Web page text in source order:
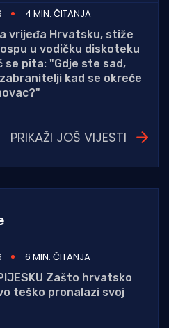
4 MIN. ČITANJA
vrijeđa Hrvatsku, stiže
u vodičku diskoteku
se pita: "Gdje ste sad,
kad se okreće
PRIKAŽI JOŠ VIJESTI
6 MIN. ČITANJA
Zašto hrvatsko
teško pronalazi svoj